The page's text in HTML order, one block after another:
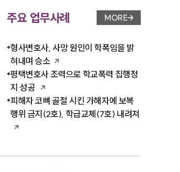
주요 업무사례 업무사례 페이지 이
MORE
형사변호사, 사망 원인이 학폭임을 밝
혀내며 승소
평택변호사 조력으로 학교폭력 집행정
지 성공
피해자 코뼈 골절 시킨 가해자에 보복
행위 금지(2호), 학급교체(7호) 내려져